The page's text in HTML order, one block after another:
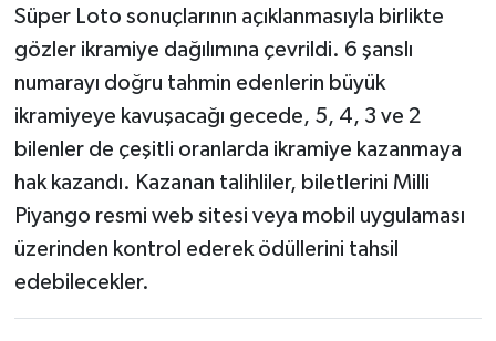
Süper Loto sonuçlarının açıklanmasıyla birlikte
gözler ikramiye dağılımına çevrildi. 6 şanslı
numarayı doğru tahmin edenlerin büyük
ikramiyeye kavuşacağı gecede, 5, 4, 3 ve 2
bilenler de çeşitli oranlarda ikramiye kazanmaya
hak kazandı. Kazanan talihliler, biletlerini Milli
Piyango resmi web sitesi veya mobil uygulaması
üzerinden kontrol ederek ödüllerini tahsil
edebilecekler.
SİYASET
Sındırgı
SÜRMANŞET
Susurluk